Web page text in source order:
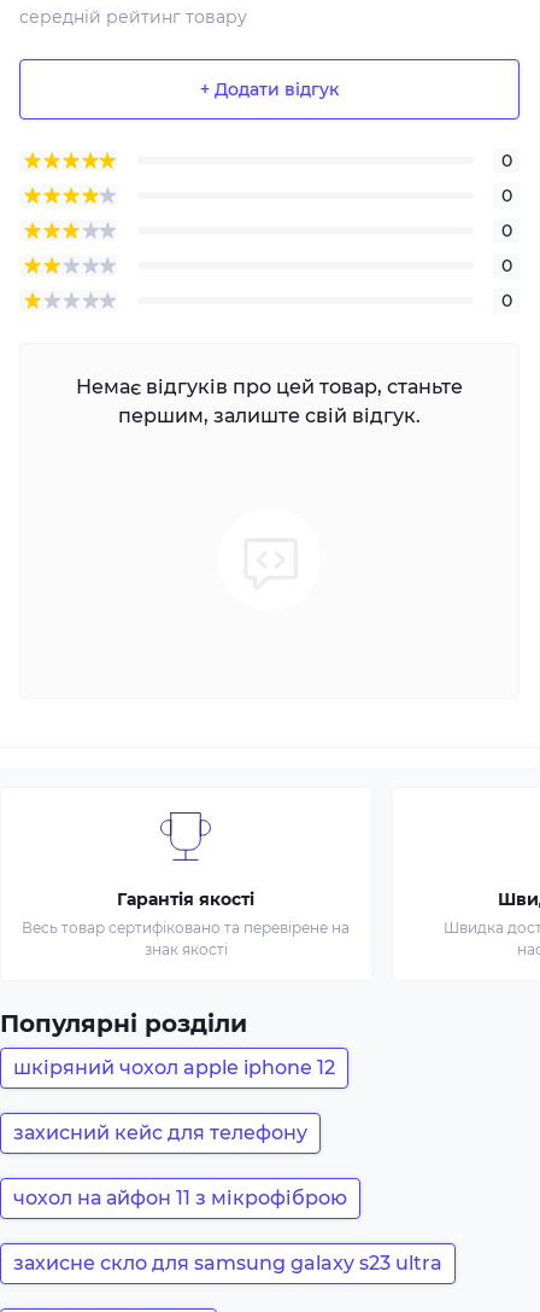
середній рейтинг товару
+ Додати відгук
0
0
0
0
0
Немає відгуків про цей товар, станьте
першим, залиште свій відгук.
Гарантія якості
Весь товар сертифіковано та перевірене на
знак якості
Швидка
Популярні розділи
шкіряний чохол apple iphone 12
захисний кейс для телефону
чохол на айфон 11 з мікрофіброю
захисне скло для samsung galaxy s23 ultra